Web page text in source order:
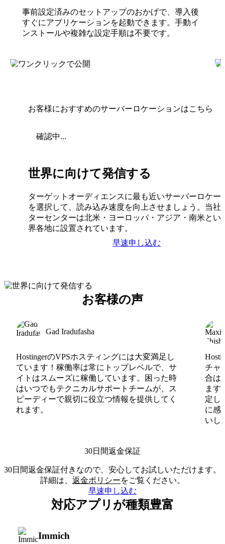
事前設定済みのセットアップのおかげで、導入後
すぐにアプリケーションを起動できます。手動イ
ンストールや複雑な設定手順は不要です。
お客様におすすめのサーバーロケーションはこちら
確認中...
世界に向けて発信する
ターゲットオーディエンスに最も近いサーバーロケー
を選択して、読み込み速度を向上させましょう。当社
ターセンターは北米・ヨーロッパ・アジア・南米とい
界各地に設置されています。
早速申し込む
お客様の声
Gad Iradufasha
HostingerのVPSホスティングには大変満足し
ています！稼働率は常にトップレベルで、サ
イトはスムーズに稼働しています。困った時
はいつでもテクニカルサポートチームが、ス
ピーディーで親切に役立つ情報を提供してく
れます。
チャ
合は
ます
定し
に感
いし
30日間返金保証
30日間返金保証付きなので、安心してお試しいただけます。
詳細は、 返金ポリシーをご覧ください。
早速申し込む
対応アプリが種類豊富
Immich